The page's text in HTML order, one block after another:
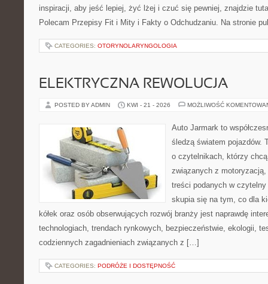
inspiracji, aby jeść lepiej, żyć lżej i czuć się pewniej, znajdzie
Polecam Przepisy Fit i Mity i Fakty o Odchudzaniu. Na stronie
CATEGORIES: OTORYNOLARYNGOLOGIA
ELEKTRYCZNA REWOLUCJA
POSTED BY ADMIN KWI - 21 - 2026 MOŻLIWOŚĆ
Auto Jarmark to
śledzą światem pojazdów.
o czytelnikach, którzy
związanych z
treści podanych w
skupia się na tym, co dla
kółek oraz osób obserwujących rozwój branży jest naprawdę
technologiach, trendach rynkowych, bezpieczeństwie, ekologii,
codziennych zagadnieniach związanych z […]
CATEGORIES: PODRÓŻE I DOSTĘPNOŚĆ